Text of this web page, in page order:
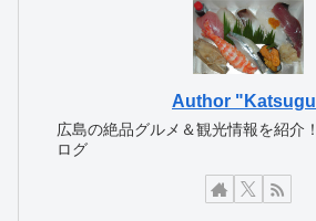
Author
広島の絶品グルメ＆観光情報を紹介
ログ